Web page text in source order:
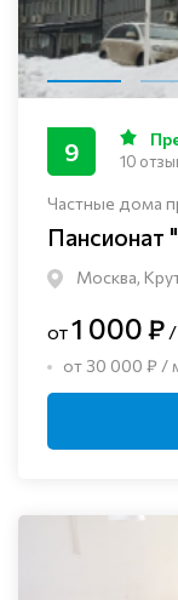
Частные дома
Пансионат
Москва,
9 10
от1 000 ₽ /
от 30 000 ₽ /